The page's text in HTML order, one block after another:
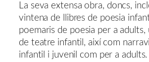
La seva extensa obra, doncs,
vintena de llibres de poesia
poemaris de poesia per a adults,
de teatre infantil, així com
infantil i juvenil com per a adults.